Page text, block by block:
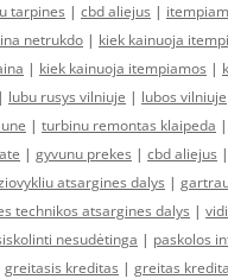
tarpines | cbd aliejus |
netrukdo | kiek kainuoja
| kiek kainuoja itempiamos |
| lubu rusys vilniuje | lubos vilniuje
| turbinu remontas klaipeda |
| gyvunu prekes | cbd aliejus |
atsargines dalys |
technikos atsargines dalys |
nesudėtinga | paskolos
greitasis kreditas | greitas